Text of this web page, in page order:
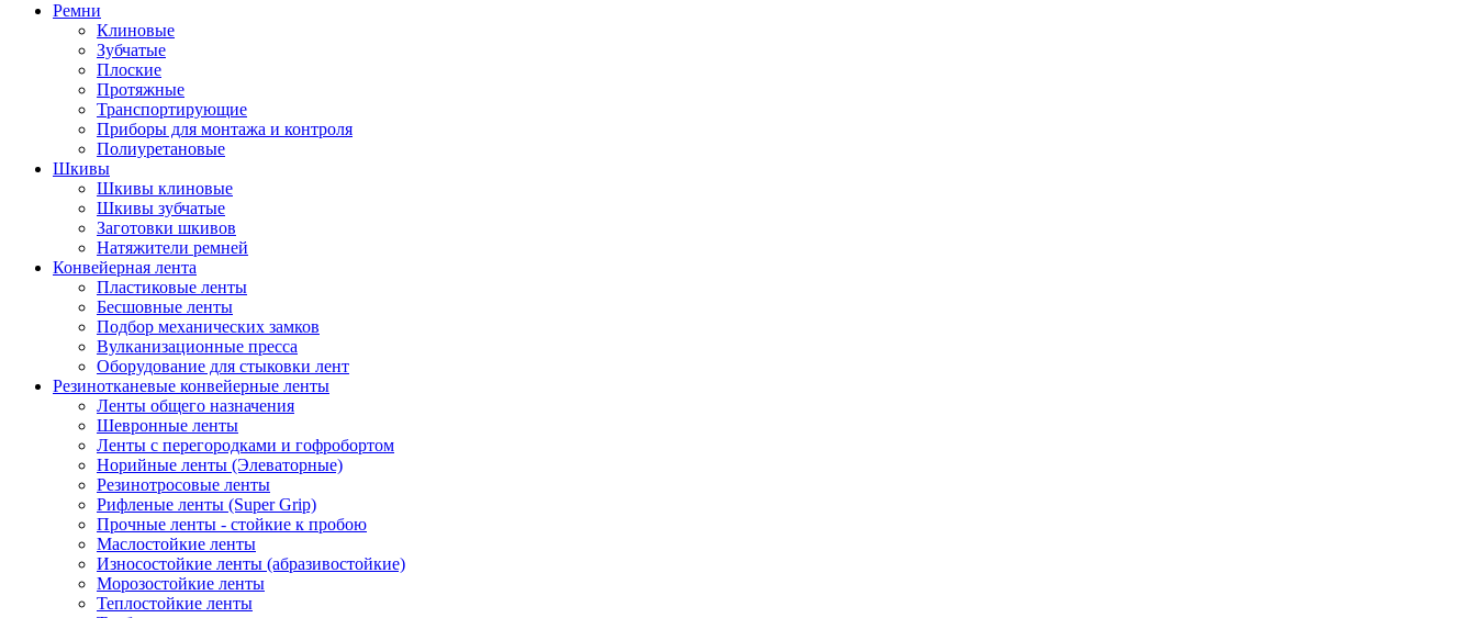
Ремни
Клиновые
Зубчатые
Плоские
Протяжные
Транспортирующие
Приборы для монтажа и контроля
Полиуретановые
Шкивы
Шкивы клиновые
Шкивы зубчатые
Заготовки шкивов
Натяжители ремней
Конвейерная лента
Пластиковые ленты
Бесшовные ленты
Подбор механических замков
Вулканизационные пресса
Оборудование для стыковки лент
Резинотканевые конвейерные ленты
Ленты общего назначения
Шевронные ленты
Ленты с перегородками и гофробортом
Норийные ленты (Элеваторные)
Резинотросовые ленты
Рифленые ленты (Super Grip)
Прочные ленты - стойкие к пробою
Маслостойкие ленты
Износостойкие ленты (абразивостойкие)
Морозостойкие ленты
Теплостойкие ленты